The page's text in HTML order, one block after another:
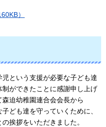
）
という支援が必要な子ども達
ができたことに感謝申し上げ
迫幼稚園連合会会長から
ども達を守っていくために、
挨拶をいただきました。